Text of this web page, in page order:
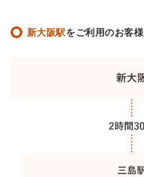
新大阪駅をご利用のお客様